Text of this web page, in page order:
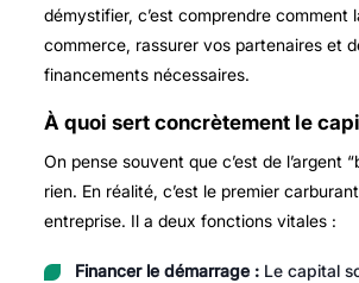
démystifier, c’est comprendre comment
commerce, rassurer vos partenaires et
financements nécessaires.
À quoi sert concrètement le
On pense souvent que c’est de l’argent
rien. En réalité, c’est le premier
entreprise. Il a deux fonctions vitales :
Financer le démarrage :Le capital